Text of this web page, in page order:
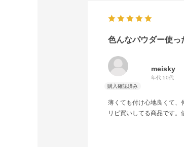
色んなパウダー使っ
meisky
年代:50代
薄くても付け心地良くて、
リピ買いしてる商品です。